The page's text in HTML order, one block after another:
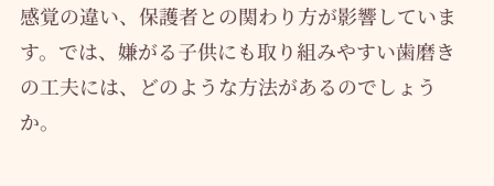
感覚の違い、保護者との関わり方が影響していま
す。では、嫌がる子供にも取り組みやすい歯磨き
の工夫には、どのような方法があるのでしょう
か。